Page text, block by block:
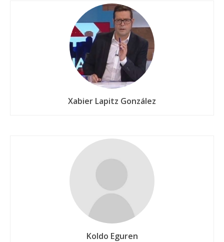
Xabier Lapitz González
Koldo Eguren